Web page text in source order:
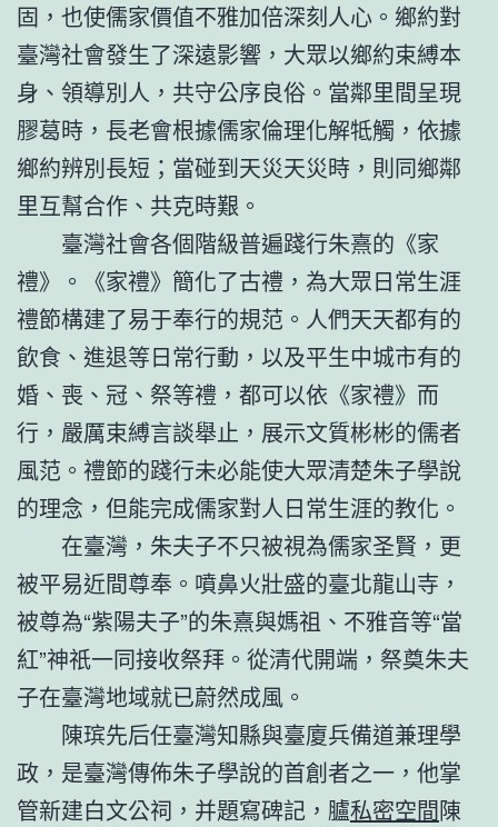
固，也使儒家價值不雅加倍深刻人心。鄉約對
臺灣社會發生了深遠影響，大眾以鄉約束縛本
身、領導別人，共守公序良俗。當鄰里間呈現
膠葛時，長老會根據儒家倫理化解牴觸，依據
鄉約辨別長短；當碰到天災天災時，則同鄉鄰
里互幫合作、共克時艱。
臺灣社會各個階級普遍踐行朱熹的《家
禮》。《家禮》簡化了古禮，為大眾日常生涯
禮節構建了易于奉行的規范。人們天天都有的
飲食、進退等日常行動，以及平生中城市有的
婚、喪、冠、祭等禮，都可以依《家禮》而
行，嚴厲束縛言談舉止，展示文質彬彬的儒者
風范。禮節的踐行未必能使大眾清楚朱子學說
的理念，但能完成儒家對人日常生涯的教化。
在臺灣，朱夫子不只被視為儒家圣賢，更
被平易近間尊奉。噴鼻火壯盛的臺北龍山寺，
被尊為“紫陽夫子”的朱熹與媽祖、不雅音等“當
紅”神祇一同接收祭拜。從清代開端，祭奠朱夫
子在臺灣地域就已蔚然成風。
陳瑸先后任臺灣知縣與臺廈兵備道兼理學
政，是臺灣傳佈朱子學說的首創者之一，他掌
管新建白文公祠，并題寫碑記，臚私密空間陳